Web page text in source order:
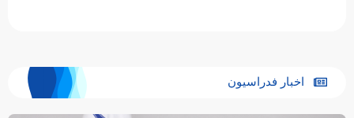
اخبار فدراسیون